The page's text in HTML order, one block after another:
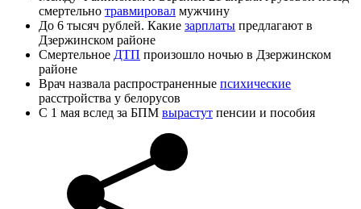
смертельно травмировал мужчину
До 6 тысяч рублей. Какие зарплаты предлагают в
Дзержинском районе
Смертельное ДТП произошло ночью в Дзержинском
районе
Врач назвала распространенные психические
расстройства у белорусов
С 1 мая вслед за БПМ вырастут пенсии и пособия